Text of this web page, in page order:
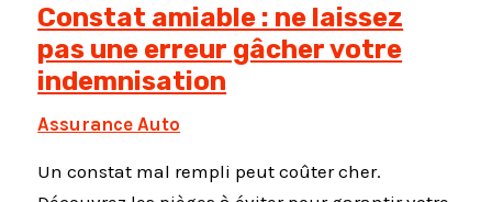
Constat amiable : ne laissez
pas une erreur gâcher votre
indemnisation
Assurance Auto
Un constat mal rempli peut coûter cher.